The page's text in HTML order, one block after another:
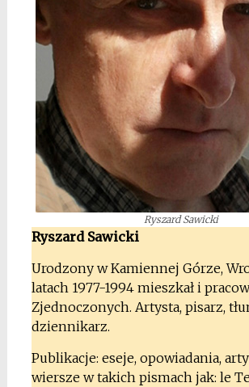
Ryszard Sawicki
Ryszard Sawicki
Urodzony w Kamiennej Górze,
latach 1977-1994 mieszkał i
Zjednoczonych. Artysta, pisarz,
dziennikarz.
Publikacje: eseje, opowiadania,
wiersze w takich pismach jak: le